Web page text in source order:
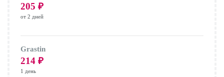
205 ₽
от 2 дней
Grastin
214 ₽
1 день